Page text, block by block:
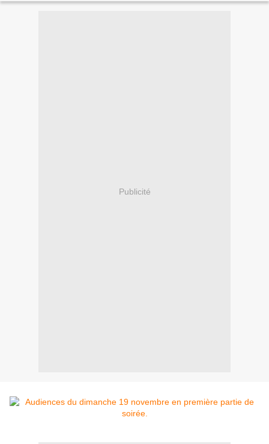
Publicité